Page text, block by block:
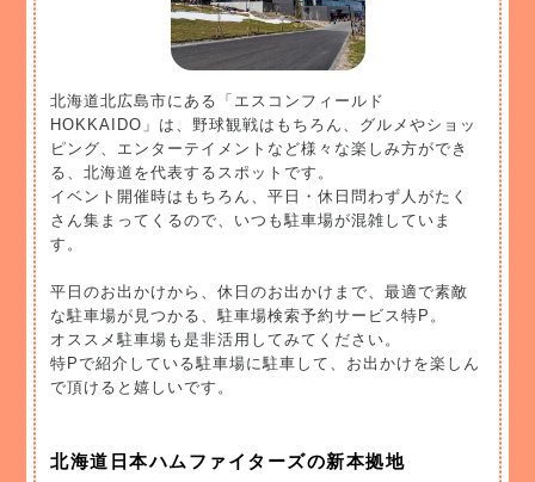
北海道北広島市にある「エスコンフィールド
HOKKAIDO」は、野球観戦はもちろん、グルメやショッ
ピング、エンターテイメントなど様々な楽しみ方ができ
る、北海道を代表するスポットです。
イベント開催時はもちろん、平日・休日問わず人がたく
さん集まってくるので、いつも駐車場が混雑していま
す。
平日のお出かけから、休日のお出かけまで、最適で素敵
な駐車場が見つかる、駐車場検索予約サービス特P。
オススメ駐車場も是非活用してみてください。
特Pで紹介している駐車場に駐車して、お出かけを楽しん
で頂けると嬉しいです。
北海道日本ハムファイターズの新本拠地